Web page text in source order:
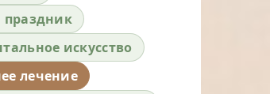
праздник
искусство
лечение